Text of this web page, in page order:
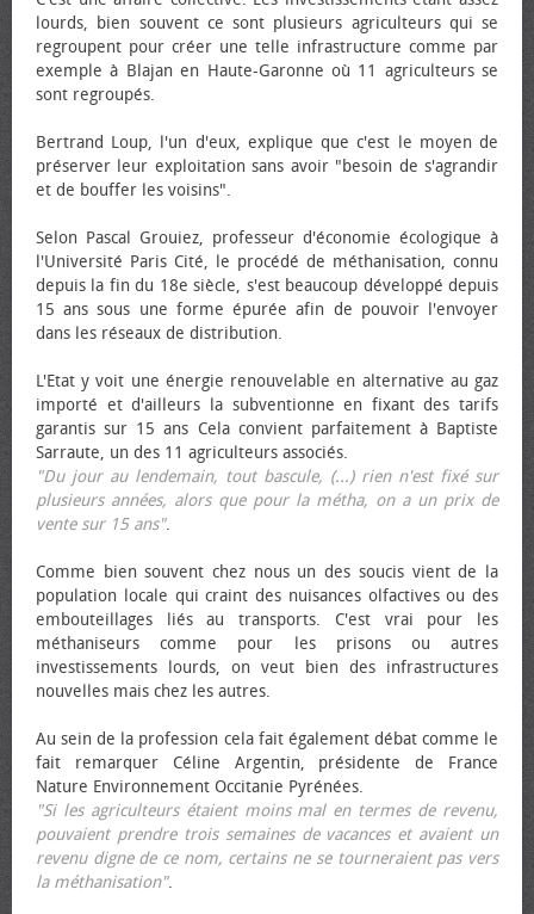
lourds, bien souvent ce sont plusieurs agriculteurs qui se
regroupent pour créer une telle infrastructure comme par
exemple à Blajan en Haute-Garonne où 11 agriculteurs se
sont regroupés.
Bertrand Loup, l'un d'eux, explique que c'est le moyen de
préserver leur exploitation sans avoir "besoin de s'agrandir
et de bouffer les voisins".
Selon Pascal Grouiez, professeur d'économie écologique à
l'Université Paris Cité, le procédé de méthanisation, connu
depuis la fin du 18e siècle, s'est beaucoup développé depuis
15 ans sous une forme épurée afin de pouvoir l'envoyer
dans les réseaux de distribution.
L'Etat y voit une énergie renouvelable en alternative au gaz
importé et d'ailleurs la subventionne en fixant des tarifs
garantis sur 15 ans Cela convient parfaitement à Baptiste
Sarraute, un des 11 agriculteurs associés.
"Du jour au lendemain, tout bascule, (...) rien n'est fixé sur
plusieurs années, alors que pour la métha, on a un prix de
vente sur 15 ans".
Comme bien souvent chez nous un des soucis vient de la
population locale qui craint des nuisances olfactives ou des
embouteillages liés au transports. C'est vrai pour les
méthaniseurs comme pour les prisons ou autres
investissements lourds, on veut bien des infrastructures
nouvelles mais chez les autres.
Au sein de la profession cela fait également débat comme le
fait remarquer Céline Argentin, présidente de France
Nature Environnement Occitanie Pyrénées.
"Si les agriculteurs étaient moins mal en termes de revenu,
pouvaient prendre trois semaines de vacances et avaient un
revenu digne de ce nom, certains ne se tourneraient pas vers
la méthanisation".